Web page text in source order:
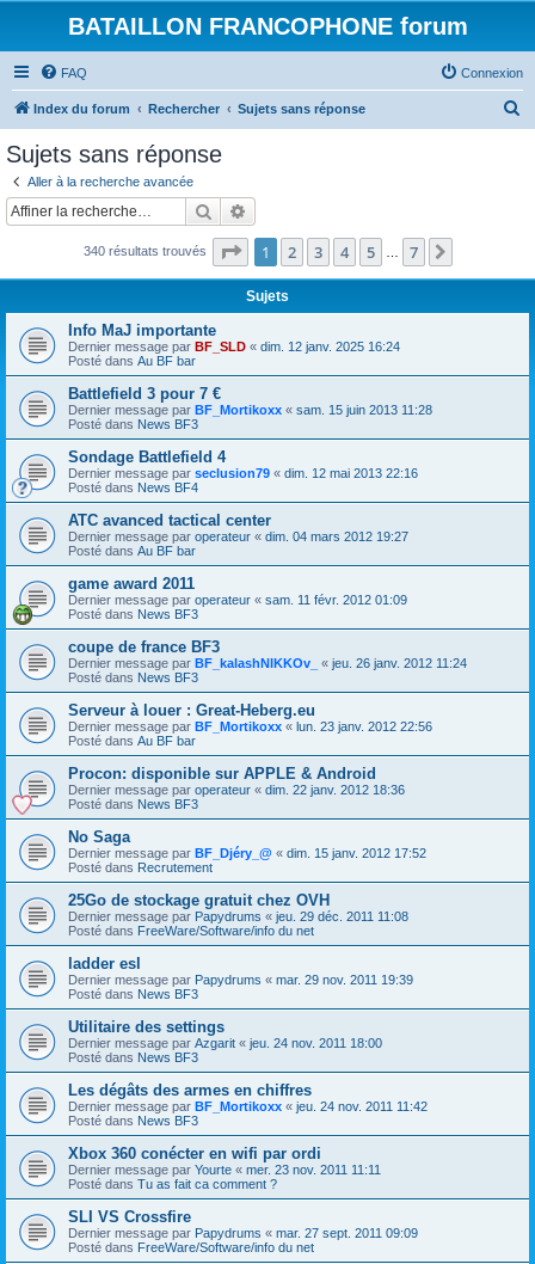
BATAILLON FRANCOPHONE forum
FAQ Connexion
Index du forum Rechercher Sujets sans réponse
c
Sujets sans réponse
Aller à la recherche avancée
Rechercher
340 résultats trouvés Page 1sur7
1 2 3 4 5 7
Sujets
Info MaJ importante
Dernier message par BF_SLD « dim. 12 janv. 2025 16:24
Posté dans Au BF bar
Battlefield 3 pour 7 €
Dernier message par BF_Mortikoxx « sam. 15 juin 2013 11:28
Posté dans News BF3
Sondage Battlefield 4
Dernier message par seclusion79 « dim. 12 mai 2013 22:16
Posté dans News BF4
ATC avanced tactical center
Dernier message par operateur « dim. 04 mars 2012 19:27
Posté dans Au BF bar
game award 2011
Dernier message par operateur « sam. 11 févr. 2012 01:09
Posté dans News BF3
coupe de france BF3
Dernier message par BF_kalashNIKKOv_ « jeu. 26 janv. 2012 11:24
Posté dans News BF3
Serveur à louer : Great-Heberg.eu
Dernier message par BF_Mortikoxx « lun. 23 janv. 2012 22:56
Posté dans Au BF bar
Procon: disponible sur APPLE & Android
Dernier message par operateur « dim. 22 janv. 2012 18:36
Posté dans News BF3
No Saga
Dernier message par BF_Djéry_@ « dim. 15 janv. 2012 17:52
Posté dans Recrutement
25Go de stockage gratuit chez OVH
Dernier message par Papydrums « jeu. 29 déc. 2011 11:08
Posté dans FreeWare/Software/info du net
ladder esl
Dernier message par Papydrums « mar. 29 nov. 2011 19:39
Posté dans News BF3
Utilitaire des settings
Dernier message par Azgarit « jeu. 24 nov. 2011 18:00
Posté dans News BF3
Les dégâts des armes en chiffres
Dernier message par BF_Mortikoxx « jeu. 24 nov. 2011 11:42
Posté dans News BF3
Xbox 360 conécter en wifi par ordi
Dernier message par Yourte « mer. 23 nov. 2011 11:11
Posté dans Tu as fait ca comment ?
SLI VS Crossfire
Dernier message par Papydrums « mar. 27 sept. 2011 09:09
Posté dans FreeWare/Software/info du net